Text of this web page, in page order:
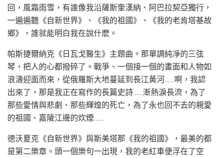
回，風霜雨雪，有誰像我沿薩斯奎漢納、阿巴拉契亞獨行，
一遍遍聽《自新世界》、《我的祖國》、《我的老肯塔基故
鄉》，誰就能明白我在說什麽。
帕斯捷爾納克《日瓦戈醫生》主題曲。那單調純凈的三弦
琴，把人的心都撥碎了。戰爭、一個接一個的畫面和人物如
浪濤迎面而來，從俄羅斯大地蔓延到長江黃河……啊，我認
出來了，那是我正在寫作的長篇史詩……漸熱淚長流，為了
那些愛情與悲劇、那些輝煌的死亡，為了永也回不去的親愛
的祖國、嘉陵江邊的炊煙……
德沃夏克《自新世界》與斯美塔那《我的祖國》，最美的都
是第二樂章。頭一個樂句一出現，我的老紅車便浮在了空